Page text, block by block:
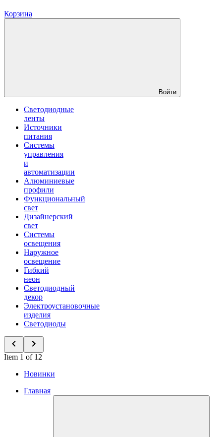
Корзина
Войти
Светодиодные
ленты
Источники
питания
Системы
управления
и
автоматизации
Алюминиевые
профили
Функциональный
свет
Дизайнерский
свет
Системы
освещения
Наружное
освещение
Гибкий
неон
Светодиодный
декор
Электроустановочные
изделия
Светодиоды
Item 1 of 12
Новинки
Главная